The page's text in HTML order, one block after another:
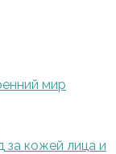
мир
кожей лица и